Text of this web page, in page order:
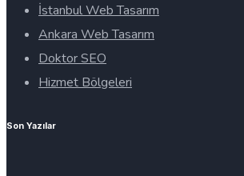
İstanbul Web Tasarım
Ankara Web Tasarım
Doktor SEO
Hizmet Bölgeleri
Son Yazılar